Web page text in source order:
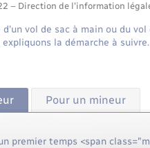
– Direction de l'information
vol de sac à main ou du
expliquons la démarche à suivre.
Pour un mineur
premier temps <span